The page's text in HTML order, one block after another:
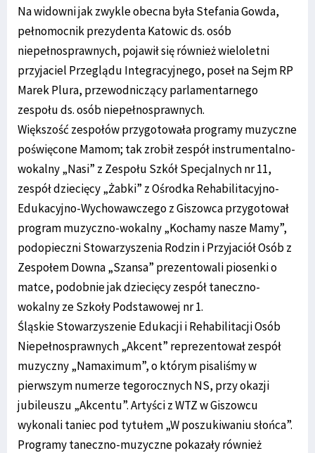
Na widowni jak zwykle obecna była Stefania Gowda,
pełnomocnik prezydenta Katowic ds. osób
niepełnosprawnych, pojawił się również wieloletni
przyjaciel Przeglądu Integracyjnego, poseł na Sejm RP
Marek Plura, przewodniczący parlamentarnego
zespołu ds. osób niepełnosprawnych.
Większość zespołów przygotowała programy muzyczne
poświęcone Mamom; tak zrobił zespół instrumentalno-
wokalny „Nasi” z Zespołu Szkół Specjalnych nr 11,
zespół dziecięcy „Żabki” z Ośrodka Rehabilitacyjno-
Edukacyjno-Wychowawczego z Giszowca przygotował
program muzyczno-wokalny „Kochamy nasze Mamy”,
podopieczni Stowarzyszenia Rodzin i Przyjaciół Osób z
Zespołem Downa „Szansa” prezentowali piosenki o
matce, podobnie jak dziecięcy zespół taneczno-
wokalny ze Szkoły Podstawowej nr 1.
Śląskie Stowarzyszenie Edukacji i Rehabilitacji Osób
Niepełnosprawnych „Akcent” reprezentował zespół
muzyczny „Namaximum”, o którym pisaliśmy w
pierwszym numerze tegorocznych NS, przy okazji
jubileuszu „Akcentu”. Artyści z WTZ w Giszowcu
wykonali taniec pod tytułem „W poszukiwaniu słońca”.
Programy taneczno-muzyczne pokazały również